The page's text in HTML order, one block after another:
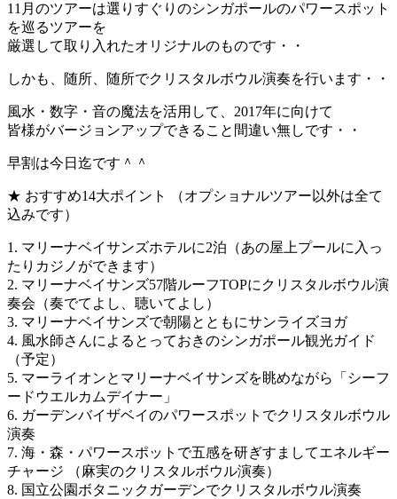
11月のツアーは選りすぐりのシンガポールのパワースポット
を巡るツアーを
厳選して取り入れたオリジナルのものです・・
しかも、随所、随所でクリスタルボウル演奏を行います・・
風水・数字・音の魔法を活用して、2017年に向けて
皆様がバージョンアップできること間違い無しです・・
早割は今日迄です＾＾
★ おすすめ14大ポイント （オプショナルツアー以外は全て
込みです）
1. マリーナベイサンズホテルに2泊（あの屋上プールに入っ
たりカジノができます）
2. マリーナベイサンズ57階ルーフTOPにクリスタルボウル演
奏会（奏でてよし、聴いてよし）
3. マリーナベイサンズで朝陽とともにサンライズヨガ
4. 風水師さんによるとっておきのシンガポール観光ガイド
（予定）
5. マーライオンとマリーナベイサンズを眺めながら「シーフ
ードウエルカムデイナー」
6. ガーデンバイザベイのパワースポットでクリスタルボウル
演奏
7. 海・森・パワースポットで五感を研ぎすましてエネルギー
チャージ （麻実のクリスタルボウル演奏）
8. 国立公園ボタニックガーデンでクリスタルボウル演奏